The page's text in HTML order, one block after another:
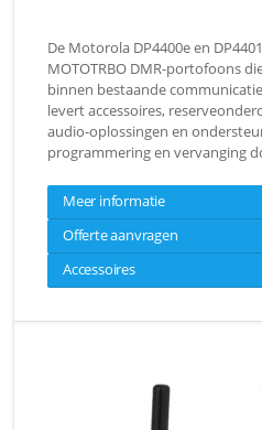
De Motorola DP4400e en
MOTOTRBO DMR-portofoons
binnen bestaande
levert accessoires,
audio-oplossingen en
programmering en vervanging
Meer informatie
Offerte aanvragen
Accessoires